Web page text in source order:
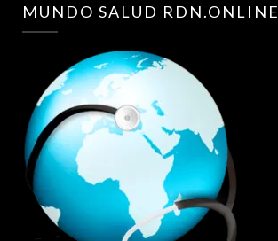
MUNDO SALUD RDN.ONLINE